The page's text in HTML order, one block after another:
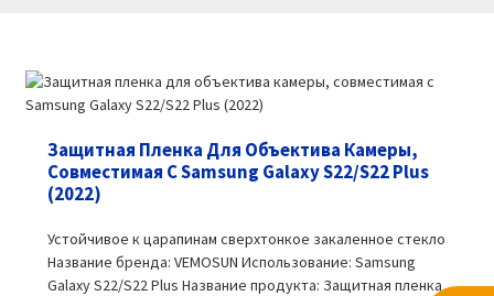
Защитная Пленка Для Объектива Камеры,
Совместимая С Samsung Galaxy S22/S22 Plus
(2022)
Устойчивое к царапинам сверхтонкое закаленное стекло
Название бренда: VEMOSUN Использование: Samsung
Galaxy S22/S22 Plus Название продукта: Защитная пленка